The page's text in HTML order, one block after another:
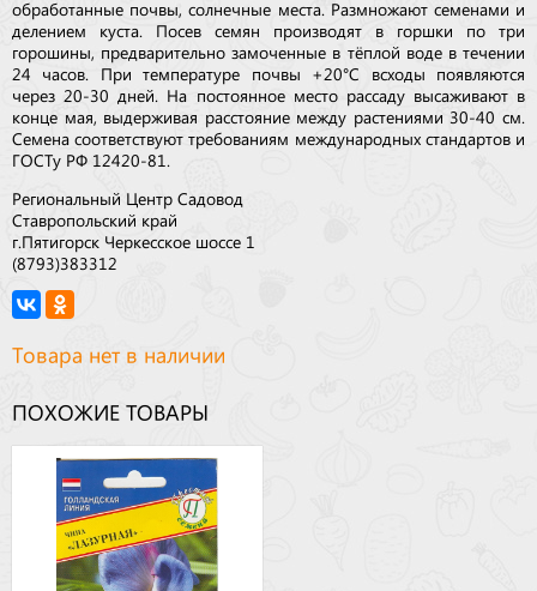
обработанные почвы, солнечные места. Размножают семенами и
делением куста. Посев семян производят в горшки по три
горошины, предварительно замоченные в тёплой воде в течении
24 часов. При температуре почвы +20°C всходы появляются
через 20-30 дней. На постоянное место рассаду высаживают в
конце мая, выдерживая расстояние между растениями 30-40 см.
Семена соответствуют требованиям международных стандартов и
ГОСТу РФ 12420-81.
Региональный Центр Садовод
Ставропольский край
г.Пятигорск Черкесское шоссе 1
(8793)383312
Товара нет в наличии
ПОХОЖИЕ ТОВАРЫ